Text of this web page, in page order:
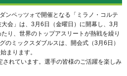
ンペッツォで開催となる「ミラノ・コルテ
会」は、3月6日（金曜日）に開幕し、3月
り、世界のトップアスリートが熱戦を繰り
のミックスダブルスは、開会式（3月6日）
まります。
れています。選手の皆様のご活躍を楽しみ